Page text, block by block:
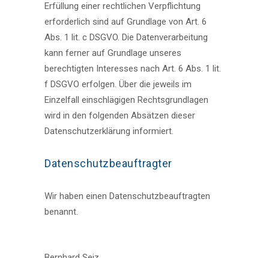
Erfüllung einer rechtlichen Verpflichtung
erforderlich sind auf Grundlage von Art. 6
Abs. 1 lit. c DSGVO. Die Datenverarbeitung
kann ferner auf Grundlage unseres
berechtigten Interesses nach Art. 6 Abs. 1 lit.
f DSGVO erfolgen. Über die jeweils im
Einzelfall einschlägigen Rechtsgrundlagen
wird in den folgenden Absätzen dieser
Datenschutzerklärung informiert.
Datenschutz­beauftragter
Wir haben einen Datenschutzbeauftragten
benannt.